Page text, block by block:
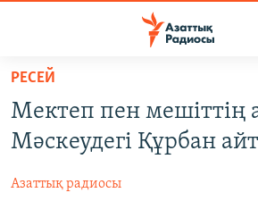
Skip
main
content
to
AZATTYQTV
ҚАҢТАР ОҚИҒАСЫ
РЕСЕЙ
Мектеп пен мешіттің
Мәскеудегі Құрбан айт
Азаттық радиосы